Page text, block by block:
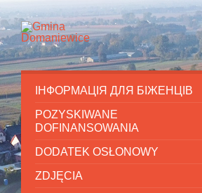
ІНФОРМАЦІЯ ДЛЯ БІЖЕНЦІВ
POZYSKIWANE
DOFINANSOWANIA
DODATEK OSŁONOWY
ZDJĘCIA